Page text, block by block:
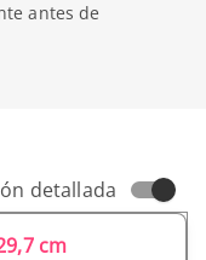
antes de
detallada
cm